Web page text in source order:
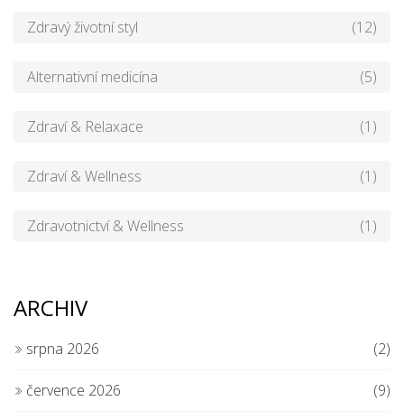
Zdravý životní styl (12)
Alternativní medicína (5)
Zdraví & Relaxace (1)
Zdraví & Wellness (1)
Zdravotnictví & Wellness (1)
ARCHIV
srpna 2026 (2)
července 2026 (9)